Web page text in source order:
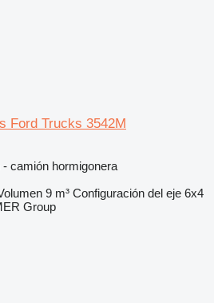
Ford Trucks 3542M
camión hormigonera
9 m³ Configuración del eje 6x4
Group